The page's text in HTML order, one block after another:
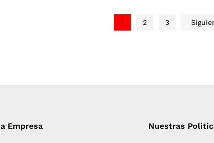
1 2 3
Empresa Nuestras